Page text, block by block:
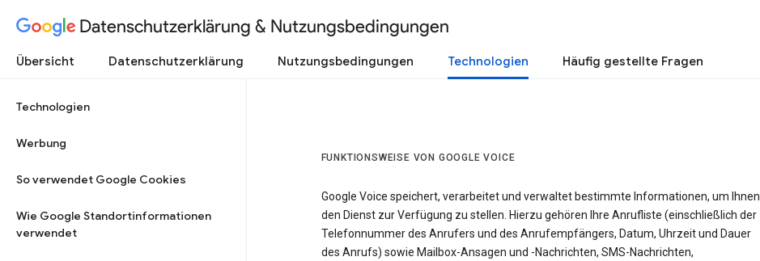
Datenschutzerklärung & Nutzungsbedingungen
Übersicht Datenschutzerklärung Nutzungsbedingungen Technologien Häufig gestellte Fragen
Technologien
Werbung
So verwendet Google Cookies
Wie Google Standortinformationen
verwendet
FUNKTIONSWEISE VON GOOGLE VOICE
Google Voice speichert, verarbeitet und verwaltet bestimmte Informationen, um Ihnen
den Dienst zur Verfügung zu stellen. Hierzu gehören Ihre Anrufliste (einschließlich der
Telefonnummer des Anrufers und des Anrufempfängers, Datum, Uhrzeit und Dauer
des Anrufs) sowie Mailbox-Ansagen und -Nachrichten, SMS-Nachrichten,